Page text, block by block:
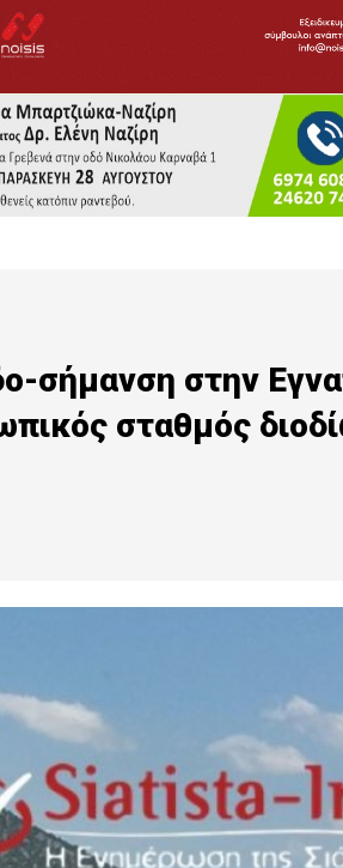
σήμανση στην
σταθμός